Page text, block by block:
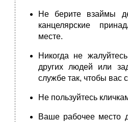
Не берите взаймы
канцелярские
месте.
Никогда не
других людей или
службе так, чтобы вас
Не пользуйтесь
Ваше рабочее место